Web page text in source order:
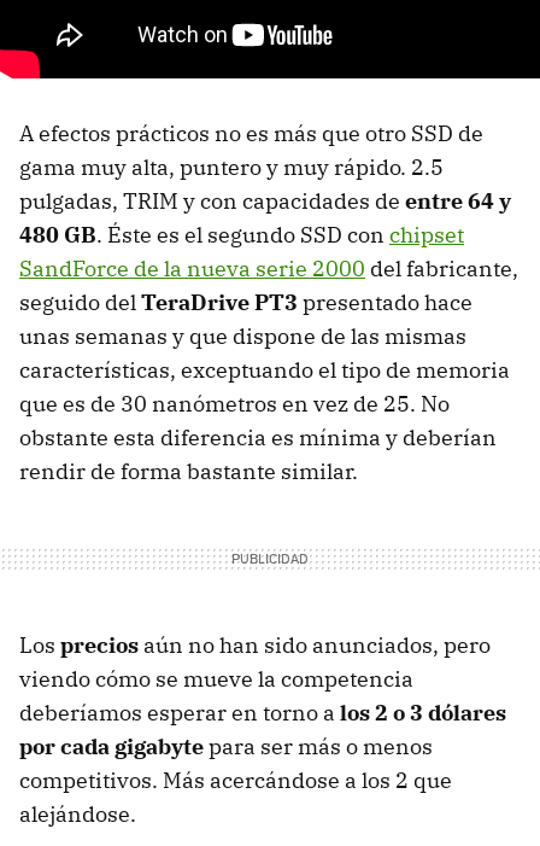
A efectos prácticos no es más que otro SSD de
gama muy alta, puntero y muy rápido. 2.5
pulgadas, TRIM y con capacidades de entre 64 y
480 GB. Éste es el segundo SSD con chipset
SandForce de la nueva serie 2000 del fabricante,
seguido delTeraDrive PT3 presentado hace
unas semanas y que dispone de las mismas
características, exceptuando el tipo de memoria
que es de 30 nanómetros en vez de 25. No
obstante esta diferencia es mínima y deberían
rendir de forma bastante similar.
Los precios aún no han sido anunciados, pero
viendo cómo se mueve la competencia
deberíamos esperar en torno a los 2 o 3 dólares
por cada gigabytepara ser más o menos
competitivos. Más acercándose a los 2 que
alejándose.